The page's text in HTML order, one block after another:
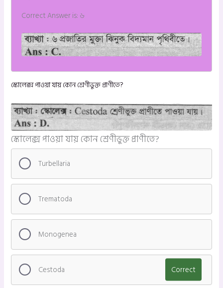
Correct Answer is: ৬
স্কোলেক্স পাওয়া যায় কোন শ্রেণীভুক্ত প্রাণীতে?
স্কোলেক্স পাওয়া যায় কোন শ্রেণীভুক্ত প্রাণীতে?
Turbellaria
Trematoda
Monogenea
Cestoda Correct